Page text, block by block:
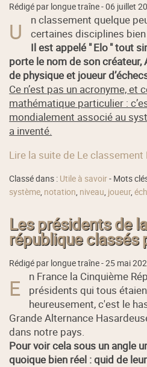
Rédigé par longue traîne -06 juillet
U
n classement quelque
certaines disciplines
Il est appelé " Elo " tout
porte le nom de son créateur,
de physique et joueur
Ce n’est pas un acronyme, et
mathématique particulier :
mondialement associé au
a inventé.
Lire la suite de Le classement
Classé dans : Utile à savoir- Mots
système, notation, niveau, joueur,
Les présidents de
république classés
Rédigé par longue traîne -25 mai
E
n France la Cinquième
présidents qui tous
heureusement, c'est le
Grande Alternance
dans notre pays.
Pour voir cela sous un angle
quoique bien réel : quid de